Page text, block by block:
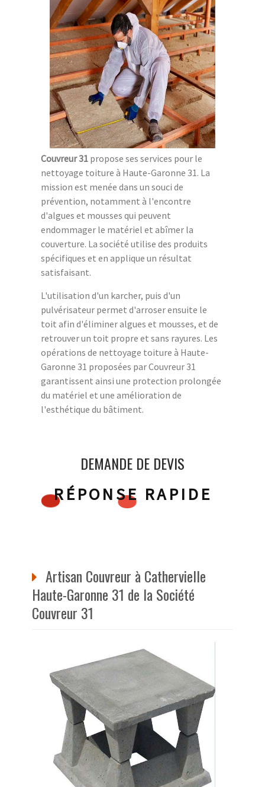
Couvreur 31 propose ses services pour le
nettoyage toiture à Haute-Garonne 31. La
mission est menée dans un souci de
prévention, notamment à l'encontre
d'algues et mousses qui peuvent
endommager le matériel et abîmer la
couverture. La société utilise des produits
spécifiques et en applique un résultat
satisfaisant.
L'utilisation d'un karcher, puis d'un
pulvérisateur permet d'arroser ensuite le
toit afin d'éliminer algues et mousses, et de
retrouver un toit propre et sans rayures. Les
opérations de nettoyage toiture à Haute-
Garonne 31 proposées par Couvreur 31
garantissent ainsi une protection prolongée
du matériel et une amélioration de
l'esthétique du bâtiment.
DEMANDE DE DEVIS
RÉPONSE RAPIDE
Artisan Couvreur à Cathervielle
Haute-Garonne 31 de la Société
Couvreur 31